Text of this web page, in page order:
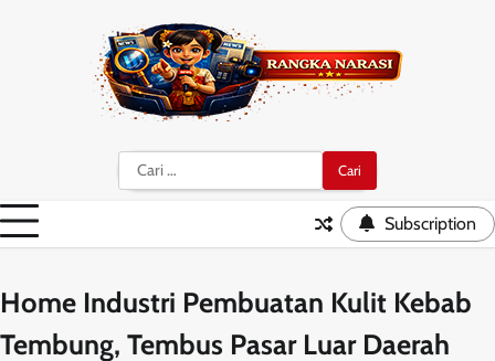
Cari
untuk:
Subscription
Home Industri Pembuatan Kulit Kebab
Tembung, Tembus Pasar Luar Daerah